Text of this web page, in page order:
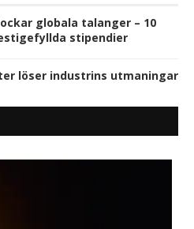
globala talanger – 10
stipendier
löser industrins utmaningar